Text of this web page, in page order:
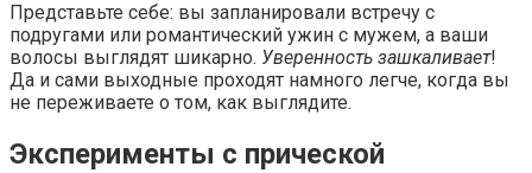
Представьте себе: вы запланировали встречу с
подругами или романтический ужин с мужем, а ваши
волосы выглядят шикарно. Уверенность зашкаливает!
Да и сами выходные проходят намного легче, когда вы
не переживаете о том, как выглядите.
Эксперименты с прической